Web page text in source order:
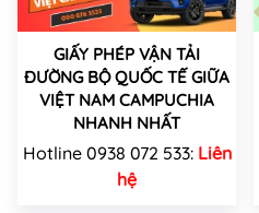
GIẤY PHÉP VẬN TẢI
ĐƯỜNG BỘ QUỐC TẾ GIỮA
VIỆT NAM CAMPUCHIA
NHANH NHẤT
Hotline 0938 072 533: Liên
hệ